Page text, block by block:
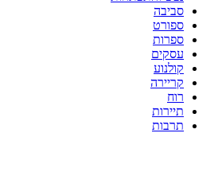
סביבה
ספורט
ספרות
עסקים
קולנוע
קריירה
רוח
תיירות
תרבות